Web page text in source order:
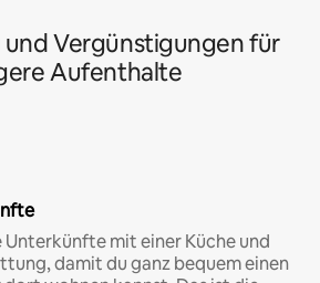
Vergünstigungen für
Aufenthalte
mit einer Küche und
damit du ganz bequem einen